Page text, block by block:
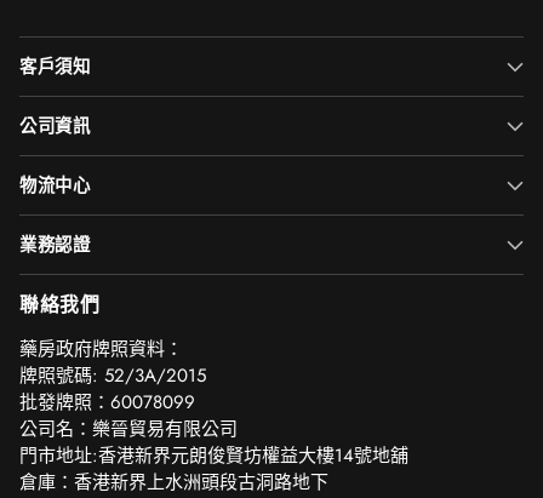
客戶須知
公司資訊
物流中心
業務認證
聯絡我們
‎藥房政府牌照資料：
牌照號碼: 52/3A/2015
批發牌照：60078099
公司名：樂晉貿易有限公司
門市地址:香港新界元朗俊賢坊權益大樓14號地舖
倉庫：香港新界上水洲頭段古洞路地下